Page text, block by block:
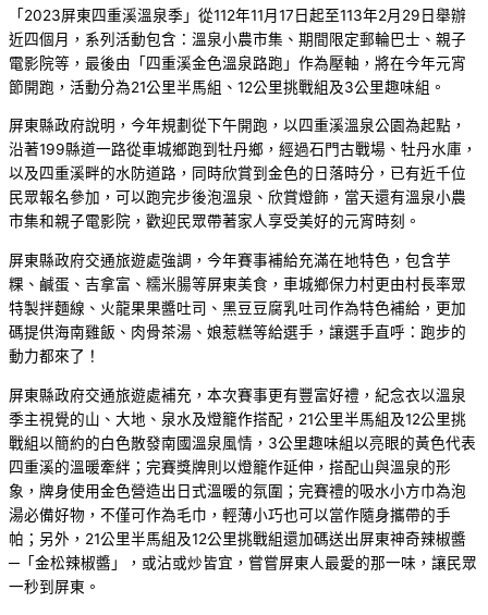
「2023屏東四重溪溫泉季」從112年11月17日起至113年2月29日舉辦
近四個月，系列活動包含：溫泉小農市集、期間限定郵輪巴士、親子
電影院等，最後由「四重溪金色溫泉路跑」作為壓軸，將在今年元宵
節開跑，活動分為21公里半馬組、12公里挑戰組及3公里趣味組。
屏東縣政府說明，今年規劃從下午開跑，以四重溪溫泉公園為起點，
沿著199縣道一路從車城鄉跑到牡丹鄉，經過石門古戰場、牡丹水庫，
以及四重溪畔的水防道路，同時欣賞到金色的日落時分，已有近千位
民眾報名參加，可以跑完步後泡溫泉、欣賞燈飾，當天還有溫泉小農
市集和親子電影院，歡迎民眾帶著家人享受美好的元宵時刻。
屏東縣政府交通旅遊處強調，今年賽事補給充滿在地特色，包含芋
粿、鹹蛋、吉拿富、糯米腸等屏東美食，車城鄉保力村更由村長率眾
特製拌麵線、火龍果果醬吐司、黑豆豆腐乳吐司作為特色補給，更加
碼提供海南雞飯、肉骨茶湯、娘惹糕等給選手，讓選手直呼：跑步的
動力都來了！
屏東縣政府交通旅遊處補充，本次賽事更有豐富好禮，紀念衣以溫泉
季主視覺的山、大地、泉水及燈籠作搭配，21公里半馬組及12公里挑
戰組以簡約的白色散發南國溫泉風情，3公里趣味組以亮眼的黃色代表
四重溪的溫暖牽絆；完賽獎牌則以燈籠作延伸，搭配山與溫泉的形
象，牌身使用金色營造出日式溫暖的氛圍；完賽禮的吸水小方巾為泡
湯必備好物，不僅可作為毛巾，輕薄小巧也可以當作隨身攜帶的手
帕；另外，21公里半馬組及12公里挑戰組還加碼送出屏東神奇辣椒醬
─「金松辣椒醬」，或沾或炒皆宜，嘗嘗屏東人最愛的那一味，讓民眾
一秒到屏東。